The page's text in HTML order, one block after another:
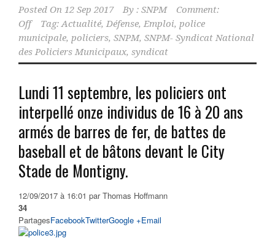
Posted On 12 Sep 2017 By : SNPM
Comment:
Off
Tag:Actualité, Défense, Emploi, police
municipale, policiers, SNPM, SNPM- Syndicat National
des Policiers Municipaux, syndicat
Lundi 11 septembre, les policiers ont
interpellé onze individus de 16 à 20 ans
armés de barres de fer, de battes de
baseball et de bâtons devant le City
Stade de Montigny.
12/09/2017 à 16:01 par Thomas Hoffmann
34
PartagesFacebookTwitterGoogle +Email